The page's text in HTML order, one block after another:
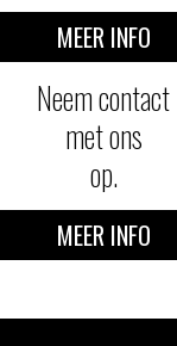
MEER INFO
Neem contact
met ons
op.
MEER INFO